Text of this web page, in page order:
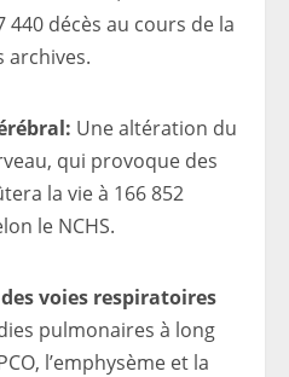
décès au cours de la
archives.
Une altération du
qui provoque des
la vie à 166 852
le NCHS.
voies respiratoires
pulmonaires à long
l’emphysème et la